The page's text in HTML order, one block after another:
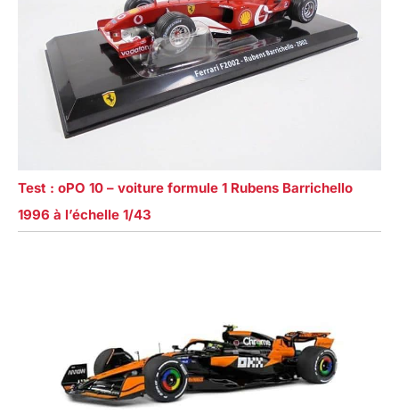
Test : oPO 10 – voiture formule 1 Rubens Barrichello
1996 à l’échelle 1/43